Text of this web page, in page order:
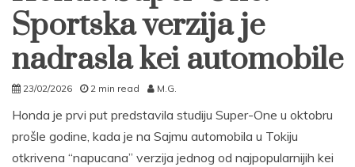
Sportska verzija je
nadrasla kei automobile
23/02/2026 2 min read M.G.
Honda je prvi put predstavila studiju Super-One u oktobru
prošle godine, kada je na Sajmu automobila u Tokiju
otkrivena “napucana” verzija jednog od najpopularnijih kei